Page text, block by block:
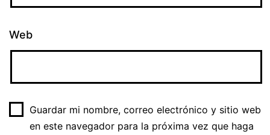
Web
Guardar mi nombre, correo electrónico y sitio web
en este navegador para la próxima vez que haga